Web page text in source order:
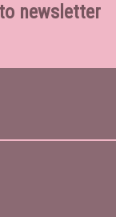
newsletter